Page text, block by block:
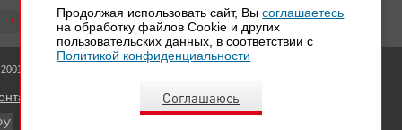
Все новости
- 2026 Вентилируемые фасады КРАСПАН
информация
Продолжая использовать сайт, Высоглашаетесь
на обработку файлов Сookie и других
пользовательских данных, в соответствии с
Политикой конфиденциальности
Соглашаюсь